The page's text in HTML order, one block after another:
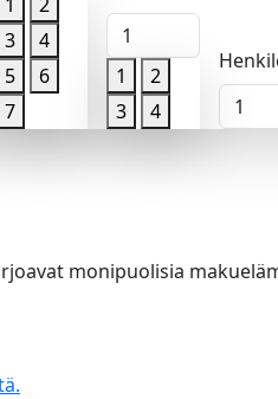
3
4
5
6
7
1
1
2
3
4
1
Valitse saapumispäivä
monipuolisia